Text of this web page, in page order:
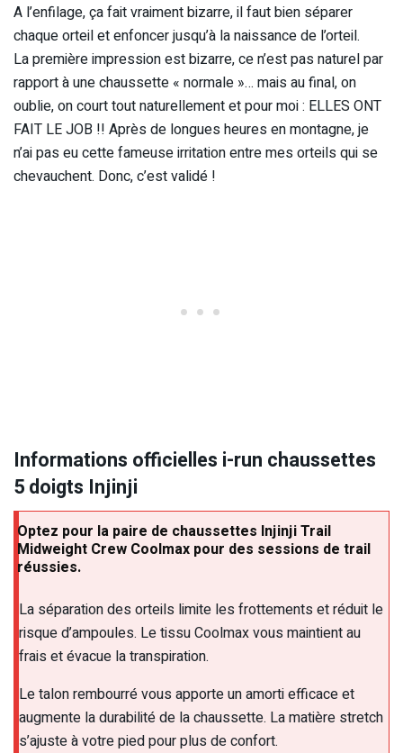
A l’enfilage, ça fait vraiment bizarre, il faut bien séparer
chaque orteil et enfoncer jusqu’à la naissance de l’orteil.
La première impression est bizarre, ce n’est pas naturel par
rapport à une chaussette « normale »… mais au final, on
oublie, on court tout naturellement et pour moi : ELLES ONT
FAIT LE JOB !! Après de longues heures en montagne, je
n’ai pas eu cette fameuse irritation entre mes orteils qui se
chevauchent. Donc, c’est validé !
Informations officielles i-run chaussettes
5 doigts Injinji
Optez pour la paire de chaussettes Injinji Trail
Midweight Crew Coolmax pour des sessions de trail
réussies.
La séparation des orteils limite les frottements et réduit le
risque d’ampoules. Le tissu Coolmax vous maintient au
frais et évacue la transpiration.
Le talon rembourré vous apporte un amorti efficace et
augmente la durabilité de la chaussette. La matière stretch
s’ajuste à votre pied pour plus de confort.